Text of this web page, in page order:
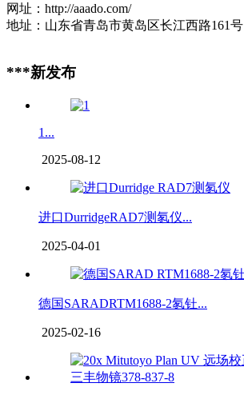
网址：http://aaado.com/
地址：山东省青岛市黄岛区长江西路161号
***新发布
1...
2025-08-12
进口DurridgeRAD7测氡仪...
2025-04-01
德国SARADRTM1688-2氡钍...
2025-02-16